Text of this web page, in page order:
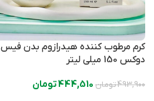
کرم مرطوب کننده هیدرازوم بدن فیس
دوکس 150 میلی لیتر
493,900تومان 444,510تومان